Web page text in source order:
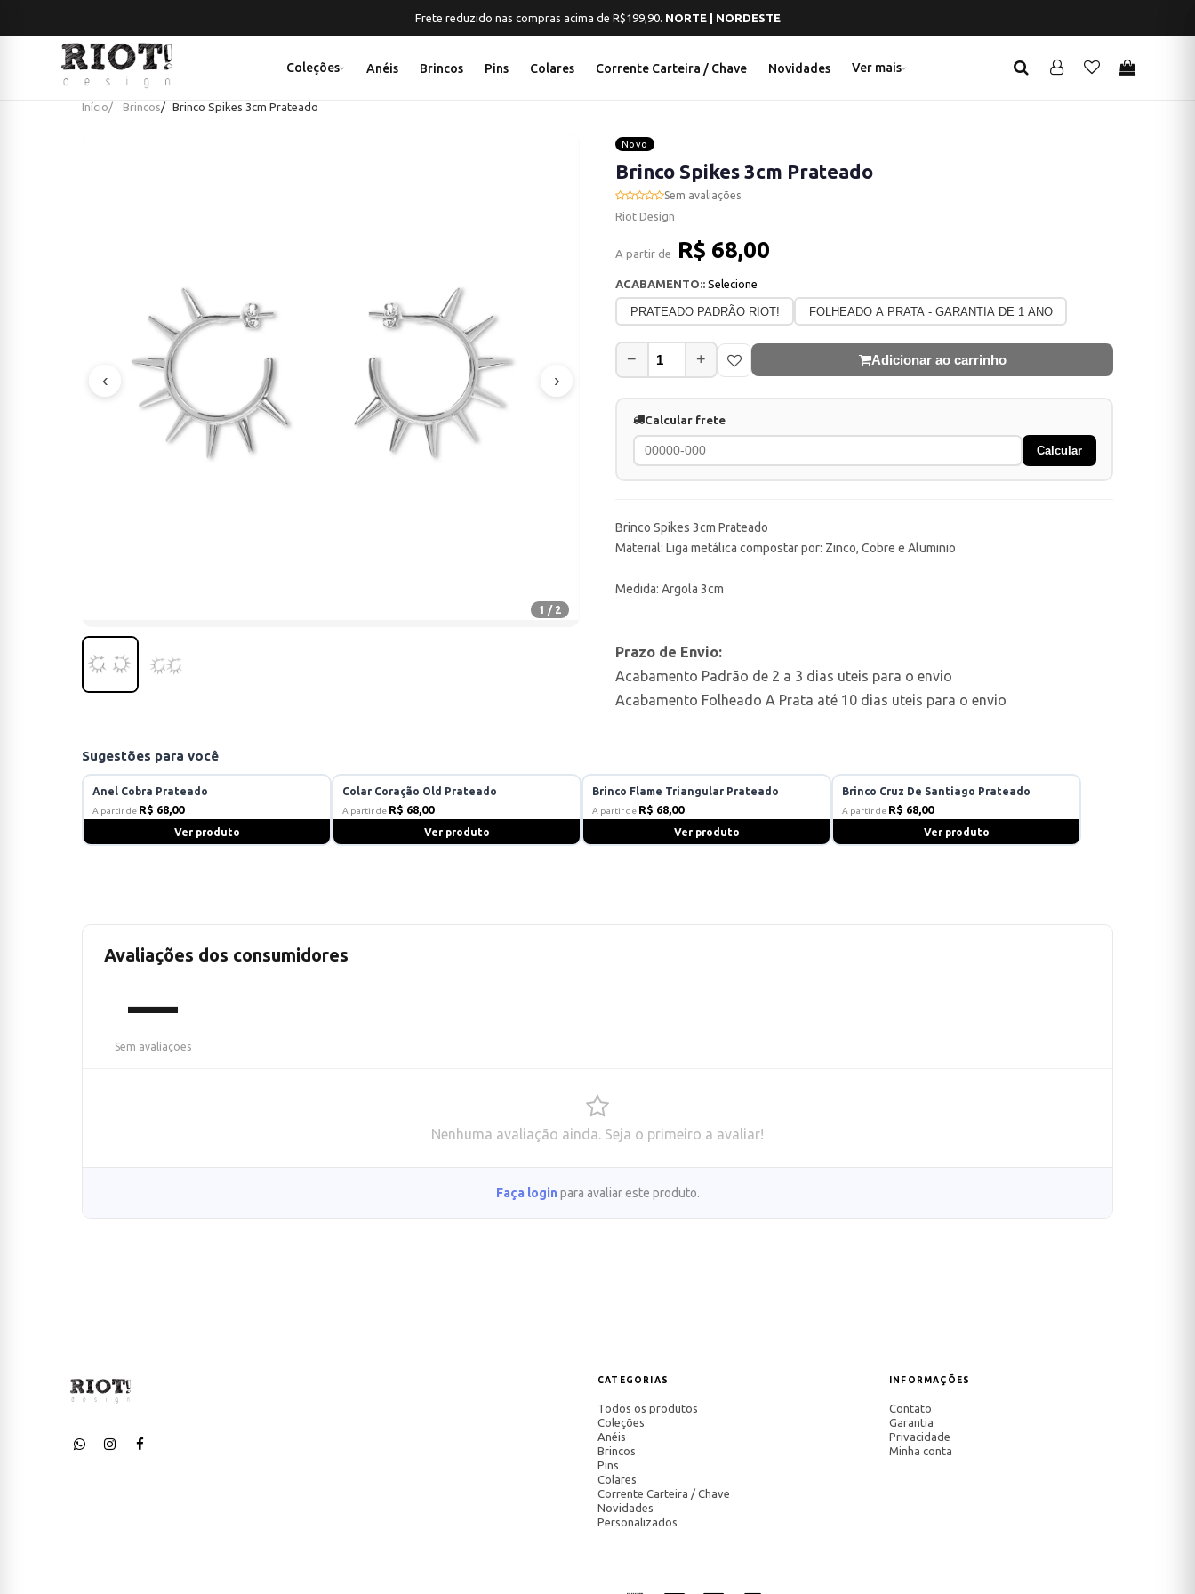
Frete reduzido nas compras acima de R$199,90. NORTE | NORDESTE
Coleções Anéis Brincos Pins Colares Corrente Carteira / Chave Novidades Ver mais
Início Brincos Brinco Spikes 3cm Prateado
‹ ›
1 / 2
Novo
Brinco Spikes 3cm Prateado
Sem avaliações
Riot Design
A partir de R$ 68,00
ACABAMENTO:: Selecione
PRATEADO PADRÃO RIOT! FOLHEADO A PRATA - GARANTIA DE 1 ANO
− + Adicionar ao carrinho
Calcular frete
Calcular
Brinco Spikes 3cm Prateado
Material: Liga metálica compostar por: Zinco, Cobre e Aluminio
Medida: Argola 3cm
Prazo de Envio:
Acabamento Padrão de 2 a 3 dias uteis para o envio
Acabamento Folheado A Prata até 10 dias uteis para o envio
Sugestões para você
Anel Cobra Prateado
A partir de R$ 68,00
Ver produto
Colar Coração Old Prateado
A partir de R$ 68,00
Ver produto
Brinco Flame Triangular Prateado
A partir de R$ 68,00
Ver produto
Brinco Cruz De Santiago Prateado
A partir de R$ 68,00
Ver produto
Avaliações dos consumidores
—
Sem avaliações
Nenhuma avaliação ainda. Seja o primeiro a avaliar!
Faça login para avaliar este produto.
CATEGORIAS
Todos os produtos
Coleções
Anéis
Brincos
Pins
Colares
Corrente Carteira / Chave
Novidades
Personalizados
INFORMAÇÕES
Contato
Garantia
Privacidade
Minha conta